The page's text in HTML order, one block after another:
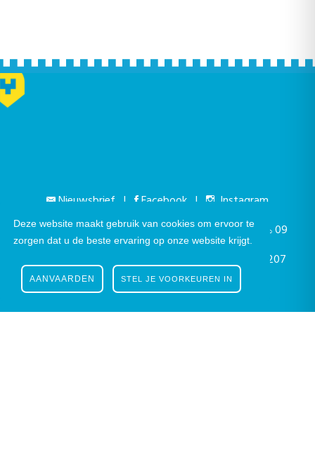
Deze website maakt gebruik van cookies om ervoor te
zorgen dat u de beste ervaring op onze website krijgt.
STEL JE VOORKEUREN IN
AANVAARDEN
Nieuwsbrief | Facebook |
Instagram
Gustaaf Schockaertstraat 7, 9620 Zottegem |
09
| Btw BE 0207
444 990